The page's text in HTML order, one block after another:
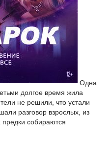
Одна
долгое время жила
не решили, что устали
разговор взрослых, из
предки собираются